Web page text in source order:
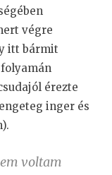
végre
itt bármit
érezte
inger és
voltam